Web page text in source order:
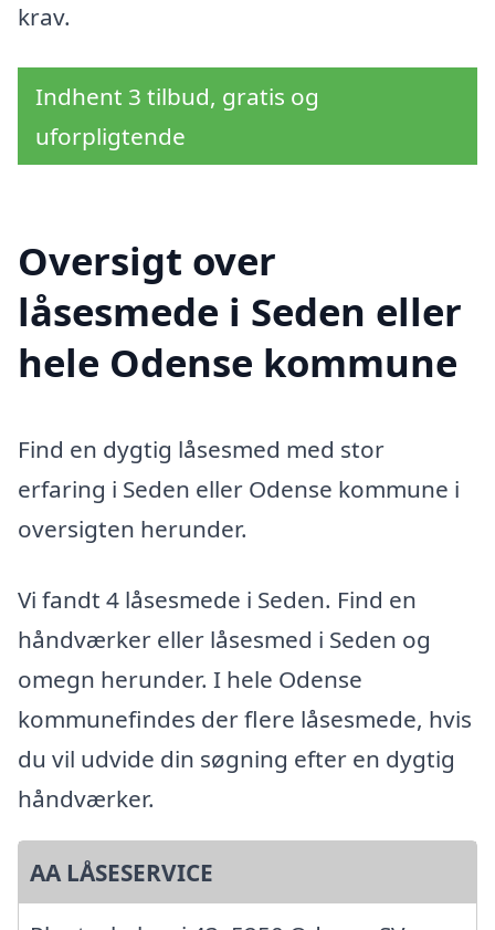
krav.
Indhent 3 tilbud, gratis og
uforpligtende
Oversigt over
låsesmede i Seden eller
hele Odense kommune
Find en dygtig låsesmed med stor
erfaring i Seden eller Odense kommune i
oversigten herunder.
Vi fandt 4 låsesmede i Seden. Find en
håndværker eller låsesmed i Seden og
omegn herunder. I hele Odense
kommunefindes der flere låsesmede, hvis
du vil udvide din søgning efter en dygtig
håndværker.
AA LÅSESERVICE